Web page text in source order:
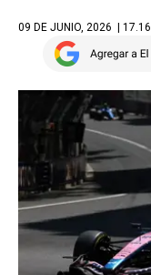
09 DE JUNIO, 2026 | 17.16